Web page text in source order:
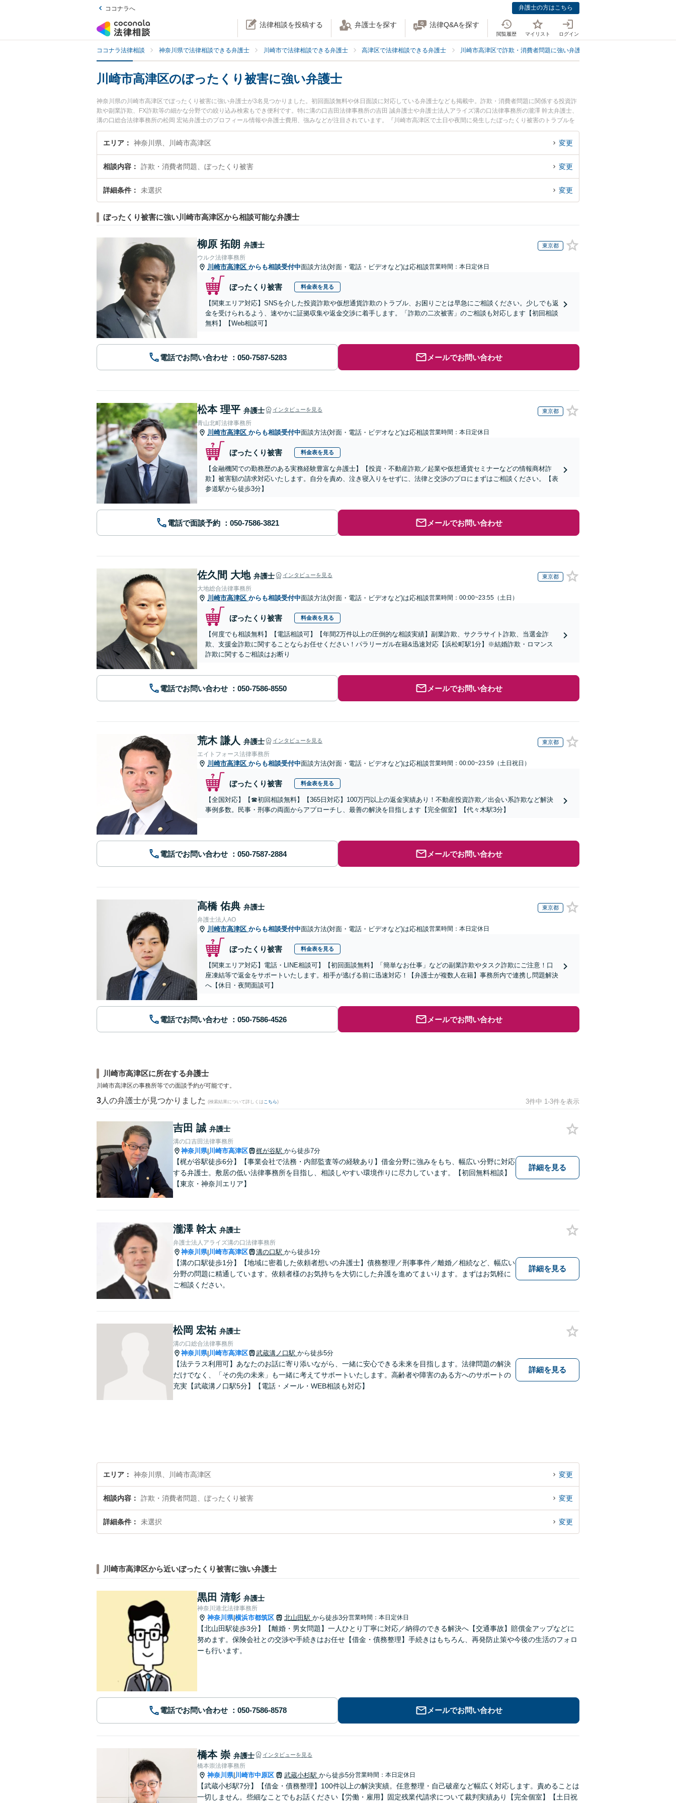
ココナラへ 弁護士の方はこちら
法律相談を投稿する 弁護士を探す 法律Q&Aを探す
閲覧履歴 マイリスト ログイン
ココナラ法律相談 神奈川県で法律相談できる弁護士 川崎市で法律相談できる弁護士 高津区で法律相談できる弁護士 川崎市高津区で詐欺・消費者問題に強い弁護士
川崎市高津区のぼったくり被害に強い弁護士
神奈川県の川崎市高津区でぼったくり被害に強い弁護士が3名見つかりました。初回面談無料や休日面談に対応している弁護士なども掲載中。詐欺・消費者問題に関係する投資詐
欺や副業詐欺、FX詐欺等の細かな分野での絞り込み検索もでき便利です。特に溝の口吉田法律事務所の吉田 誠弁護士や弁護士法人アライズ溝の口法律事務所の瀧澤 幹太弁護士、
溝の口総合法律事務所の松岡 宏祐弁護士のプロフィール情報や弁護士費用、強みなどが注目されています。『川崎市高津区で土日や夜間に発生したぼったくり被害のトラブルを
今すぐに弁護士に相談したい』『ぼったくり被害のトラブル解決の実績豊富な近くの弁護士を検索したい』『初回相談無料でぼったくり被害を法律相談できる川崎市高津区内の弁
護士に相談予約したい』などでお困りの相談者さんにおすすめです。
エリア 神奈川県、川崎市高津区 変更
相談内容 詐欺・消費者問題、ぼったくり被害 変更
詳細条件 未選択 変更
ぼったくり被害に強い川崎市高津区から相談可能な弁護士
柳原 拓朗 弁護士 東京都
ウルク法律事務所
川崎市高津区 からも相談受付中面談方法(対面・電話・ビデオなど)は応相談営業時間：本日定休日
ぼったくり被害 料金表を見る
【関東エリア対応】SNSを介した投資詐欺や仮想通貨詐欺のトラブル、お困りごとは早急にご相談ください。少しでも返
金を受けられるよう、速やかに証拠収集や返金交渉に着手します。「詐欺の二次被害」のご相談も対応します【初回相談
無料】【Web相談可】
電話でお問い合わせ メールでお問い合わせ
松本 理平 弁護士 インタビューを見る 東京都
青山北町法律事務所
川崎市高津区 からも相談受付中面談方法(対面・電話・ビデオなど)は応相談営業時間：本日定休日
ぼったくり被害 料金表を見る
【金融機関での勤務歴のある実務経験豊富な弁護士】【投資・不動産詐欺／起業や仮想通貨セミナーなどの情報商材詐
欺】被害額の請求対応いたします。自分を責め、泣き寝入りをせずに、法律と交渉のプロにまずはご相談ください。【表
参道駅から徒歩3分】
電話で面談予約 メールでお問い合わせ
佐久間 大地 弁護士 インタビューを見る 東京都
大地総合法律事務所
川崎市高津区 からも相談受付中面談方法(対面・電話・ビデオなど)は応相談営業時間：00:00~23:55（土日）
ぼったくり被害 料金表を見る
【何度でも相談無料】【電話相談可】【年間2万件以上の圧倒的な相談実績】副業詐欺、サクラサイト詐欺、当選金詐
欺、支援金詐欺に関することならお任せください！パラリーガル在籍&迅速対応【浜松町駅1分】※結婚詐欺・ロマンス
詐欺に関するご相談はお断り
電話でお問い合わせ メールでお問い合わせ
荒木 謙人 弁護士 インタビューを見る 東京都
エイトフォース法律事務所
川崎市高津区 からも相談受付中面談方法(対面・電話・ビデオなど)は応相談営業時間：00:00~23:59（土日祝日）
ぼったくり被害 料金表を見る
【全国対応】【☎︎初回相談無料】【365日対応】100万円以上の返金実績あり！不動産投資詐欺／出会い系詐欺など解決
事例多数。民事・刑事の両面からアプローチし、最善の解決を目指します【完全個室】【代々木駅3分】
電話でお問い合わせ メールでお問い合わせ
高橋 佑典 弁護士 東京都
弁護士法人AO
川崎市高津区 からも相談受付中面談方法(対面・電話・ビデオなど)は応相談営業時間：本日定休日
ぼったくり被害 料金表を見る
【関東エリア対応】電話・LINE相談可】【初回面談無料】「簡単なお仕事」などの副業詐欺やタスク詐欺にご注意！口
座凍結等で返金をサポートいたします。相手が逃げる前に迅速対応！【弁護士が複数人在籍】事務所内で連携し問題解決
へ【休日・夜間面談可】
電話でお問い合わせ メールでお問い合わせ
川崎市高津区に所在する弁護士
川崎市高津区の事務所等での面談予約が可能です。
3 人の弁護士が見つかりました (検索結果について詳しくは こちら) 3件中 1-3件を表示
吉田 誠 弁護士
溝の口吉田法律事務所
神奈川県|川崎市高津区 梶が谷駅 から徒歩7分
【梶が谷駅徒歩6分】【事業会社で法務・内部監査等の経験あり】借金分野に強みをもち、幅広い分野に対応
する弁護士。敷居の低い法律事務所を目指し、相談しやすい環境作りに尽力しています。【初回無料相談】
【東京・神奈川エリア】
詳細を見る
瀧澤 幹太 弁護士
弁護士法人アライズ溝の口法律事務所
神奈川県|川崎市高津区 溝の口駅 から徒歩1分
【溝の口駅徒歩1分】【地域に密着した依頼者想いの弁護士】債務整理／刑事事件／離婚／相続など、幅広い
分野の問題に精通しています。依頼者様のお気持ちを大切にした弁護を進めてまいります。まずはお気軽に
ご相談ください。
詳細を見る
松岡 宏祐 弁護士
溝の口総合法律事務所
神奈川県|川崎市高津区 武蔵溝ノ口駅 から徒歩5分
【法テラス利用可】あなたのお話に寄り添いながら、一緒に安心できる未来を目指します。法律問題の解決
だけでなく、「その先の未来」も一緒に考えてサポートいたします。高齢者や障害のある方へのサポートの
充実【武蔵溝ノ口駅5分】【電話・メール・WEB相談も対応】
詳細を見る
エリア 神奈川県、川崎市高津区 変更
相談内容 詐欺・消費者問題、ぼったくり被害 変更
詳細条件 未選択 変更
川崎市高津区から近いぼったくり被害に強い弁護士
黒田 清彰 弁護士
神奈川港北法律事務所
神奈川県|横浜市都筑区 北山田駅 から徒歩3分営業時間：本日定休日
【北山田駅徒歩3分】【離婚・男女問題】一人ひとり丁寧に対応／納得のできる解決へ【交通事故】賠償金アップなどに
努めます。保険会社との交渉や手続きはお任せ【借金・債務整理】手続きはもちろん、再発防止策や今後の生活のフォロ
ーも行います。
電話でお問い合わせ メールでお問い合わせ
橋本 崇 弁護士 インタビューを見る
橋本崇法律事務所
神奈川県| 川崎市中原区 武蔵小杉駅 から徒歩5分営業時間：本日定休日
【武蔵小杉駅7分】【借金・債務整理】100件以上の解決実績。任意整理・自己破産など幅広く対応します。責めることは
一切しません。些細なことでもお話ください【労働・雇用】固定残業代請求について裁判実績あり【完全個室】【土日祝